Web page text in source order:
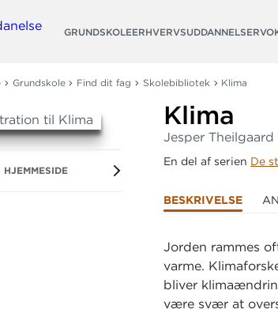
GRUNDSKOLEERHVERVSUDDANNELSER
Grundskole Find dit fag Skolebibliotek Klima
HJEMMESIDE
Klima
Jesper Theilgaard
En del af serien De
BESKRIVELSE
Jorden rammes
varme.
bliver
være svær at